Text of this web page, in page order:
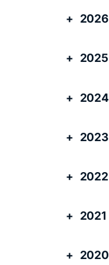
2026
2025
2024
2023
2022
2021
2020